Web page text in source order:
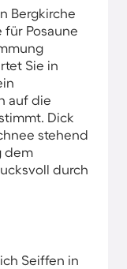
Bergkirche
Posaune
Sie in
auf die
Dick
stehend
dem
durch
Seiffen in